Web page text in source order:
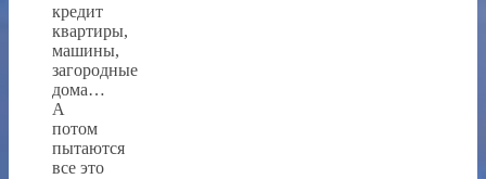
кредит
квартиры,
машины,
загородные
дома…
А
потом
пытаются
все это